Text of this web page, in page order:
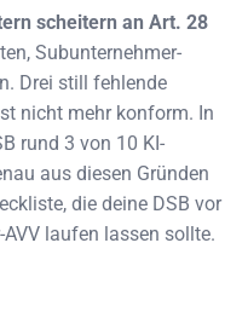
scheitern an Art. 28
Subunternehmer-
Drei still fehlende
nicht mehr konform. In
rund 3 von 10 KI-
aus diesen Gründen
die deine DSB vor
laufen lassen sollte.